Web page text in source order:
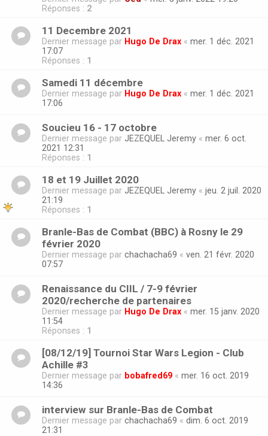
Réponses : 2
11 Decembre 2021
Dernier message par Hugo De Drax « mer. 1 déc. 2021
17:07
Réponses : 1
Samedi 11 décembre
Dernier message par Hugo De Drax « mer. 1 déc. 2021
17:06
Soucieu 16 - 17 octobre
Dernier message par JEZEQUEL Jeremy « mer. 6 oct.
2021 12:31
Réponses : 1
18 et 19 Juillet 2020
Dernier message par JEZEQUEL Jeremy « jeu. 2 juil. 2020
21:19
Réponses : 1
Branle-Bas de Combat (BBC) à Rosny le 29
février 2020
Dernier message par chachacha69 « ven. 21 févr. 2020
07:57
Renaissance du CIIL / 7-9 février
2020/recherche de partenaires
Dernier message par Hugo De Drax « mer. 15 janv. 2020
11:54
Réponses : 1
[08/12/19] Tournoi Star Wars Legion - Club
Achille #3
Dernier message par bobafred69 « mer. 16 oct. 2019
14:36
interview sur Branle-Bas de Combat
Dernier message par chachacha69 « dim. 6 oct. 2019
21:31